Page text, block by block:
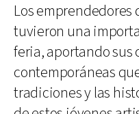
Los
tuvieron una
feria, aportando sus
contemporáneas
tradiciones y las